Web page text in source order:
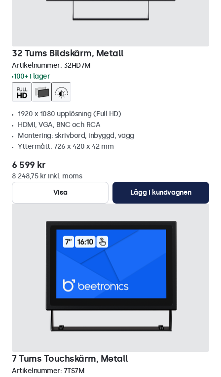
32 Tums Bildskärm, Metall
Artikelnummer: 32HD7M
100+ i lager
1920 x 1080 upplösning (Full HD)
HDMI, VGA, BNC och RCA
Montering: skrivbord, inbyggd, vägg
Yttermått: 726 x 420 x 42 mm
6 599 kr
8 248,75 kr inkl. moms
Visa
Lägg i kundvagnen
7 Tums Touchskärm, Metall
Artikelnummer: 7TS7M